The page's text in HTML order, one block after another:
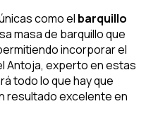
como el barquillo
masa de barquillo que
incorporar el
Antoja, experto en estas
todo lo que hay que
resultado excelente en